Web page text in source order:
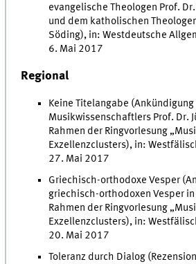
evangelische Theologen Prof.
und dem katholischen
Söding), in: Westdeutsche
6. Mai 2017
Regional
Keine Titelangabe
Musikwissenschaftlers Prof. Dr.
Rahmen der Ringvorlesung
Exzellenzclusters), in:
27. Mai 2017
Griechisch-orthodoxe Vesper
griechisch-orthodoxen Vesper
Rahmen der Ringvorlesung
Exzellenzclusters), in:
20. Mai 2017
Toleranz durch Dialog